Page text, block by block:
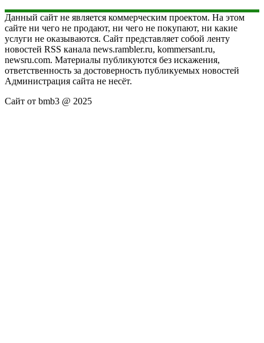
Данный сайт не является коммерческим проектом. На этом
сайте ни чего не продают, ни чего не покупают, ни какие
услуги не оказываются. Сайт представляет собой ленту
новостей RSS канала news.rambler.ru, kommersant.ru,
newsru.com. Материалы публикуются без искажения,
ответственность за достоверность публикуемых новостей
Администрация сайта не несёт.
Сайт от bmb3 @ 2025